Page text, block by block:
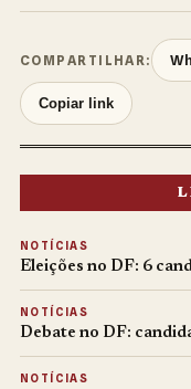
COMPARTILHAR:
Copiar link
NOTÍCIAS
Eleições no DF: 6
NOTÍCIAS
Debate no DF:
NOTÍCIAS